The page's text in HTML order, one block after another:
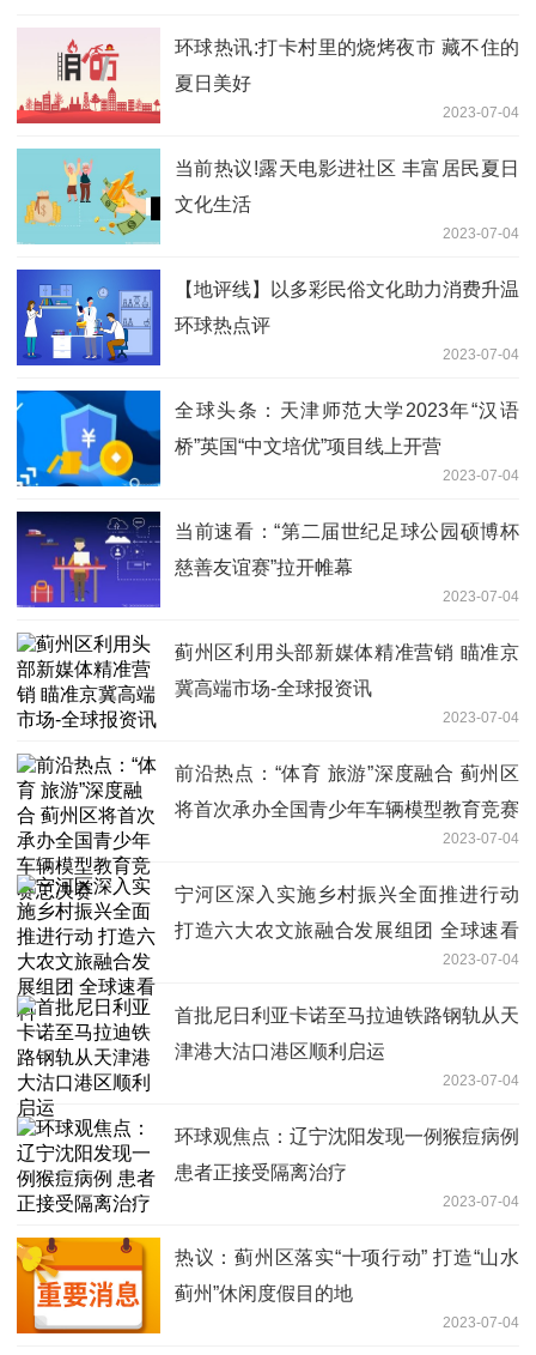
环球热讯:打卡村里的烧烤夜市 藏不住的
夏日美好
2023-07-04
当前热议!露天电影进社区 丰富居民夏日
文化生活
2023-07-04
【地评线】以多彩民俗文化助力消费升温
环球热点评
2023-07-04
全球头条：天津师范大学2023年“汉语
桥”英国“中文培优”项目线上开营
2023-07-04
当前速看：“第二届世纪足球公园硕博杯
慈善友谊赛”拉开帷幕
2023-07-04
蓟州区利用头部新媒体精准营销 瞄准京
冀高端市场-全球报资讯
2023-07-04
前沿热点：“体育 旅游”深度融合 蓟州区
将首次承办全国青少年车辆模型教育竞赛
2023-07-04
宁河区深入实施乡村振兴全面推进行动
打造六大农文旅融合发展组团 全球速看
2023-07-04
首批尼日利亚卡诺至马拉迪铁路钢轨从天
津港大沽口港区顺利启运
2023-07-04
环球观焦点：辽宁沈阳发现一例猴痘病例
患者正接受隔离治疗
2023-07-04
热议：蓟州区落实“十项行动” 打造“山水
蓟州”休闲度假目的地
2023-07-04